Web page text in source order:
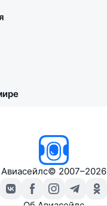
Авиасейлс© 2007–2026